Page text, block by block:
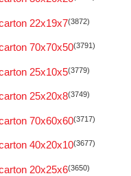
22x19x7(3872)
70x70x50(3791)
25x10x5(3779)
25x20x8(3749)
70x60x60(3717)
40x20x10(3677)
20x25x6(3650)